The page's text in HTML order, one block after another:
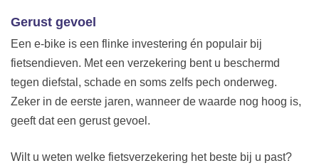
Gerust gevoel
Een e-bike is een flinke investering én populair bij
fietsendieven. Met een verzekering bent u beschermd
tegen diefstal, schade en soms zelfs pech onderweg.
Zeker in de eerste jaren, wanneer de waarde nog hoog is,
geeft dat een gerust gevoel.
Wilt u weten welke fietsverzekering het beste bij u past?